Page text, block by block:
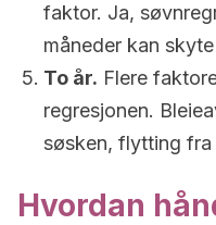
faktor. Ja,
måneder kan
To år. Flere
regresjonen.
søsken, flytting fra
Hvordan